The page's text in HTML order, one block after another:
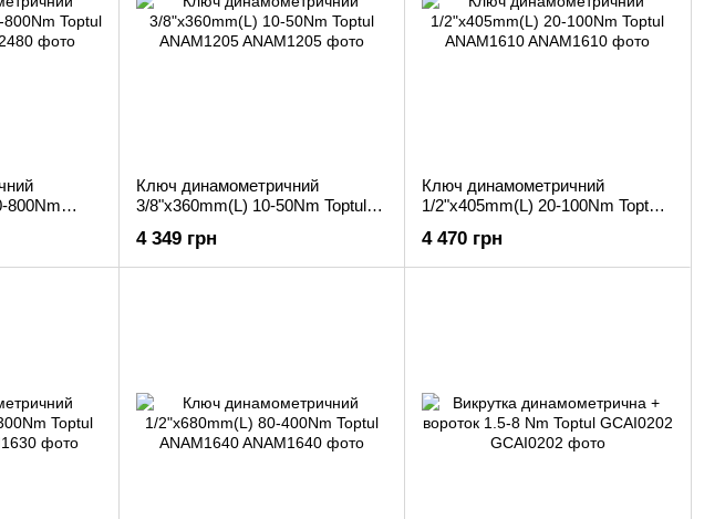
800Nm
Ключ динамометричний
3/8"x360mm(L) 10-50Nm Toptul
4 349 грн
Ключ динамометричний
1/2"x405mm(L) 20-100Nm Toptul
4 470 грн